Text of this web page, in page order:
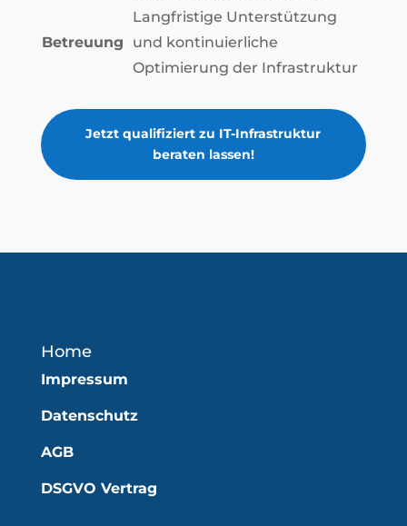
Betreuung
Langfristige Unterstützung
und kontinuierliche
Optimierung der Infrastruktur
Jetzt qualifiziert zu IT-Infrastruktur
beraten lassen!
Home
Impressum
Datenschutz
AGB
DSGVO Vertrag